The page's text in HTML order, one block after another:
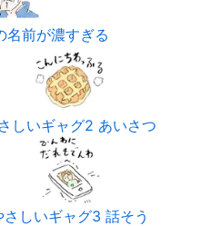
名前が濃すぎる
しいギャグ2 あいさつ
さしいギャグ3 話そう